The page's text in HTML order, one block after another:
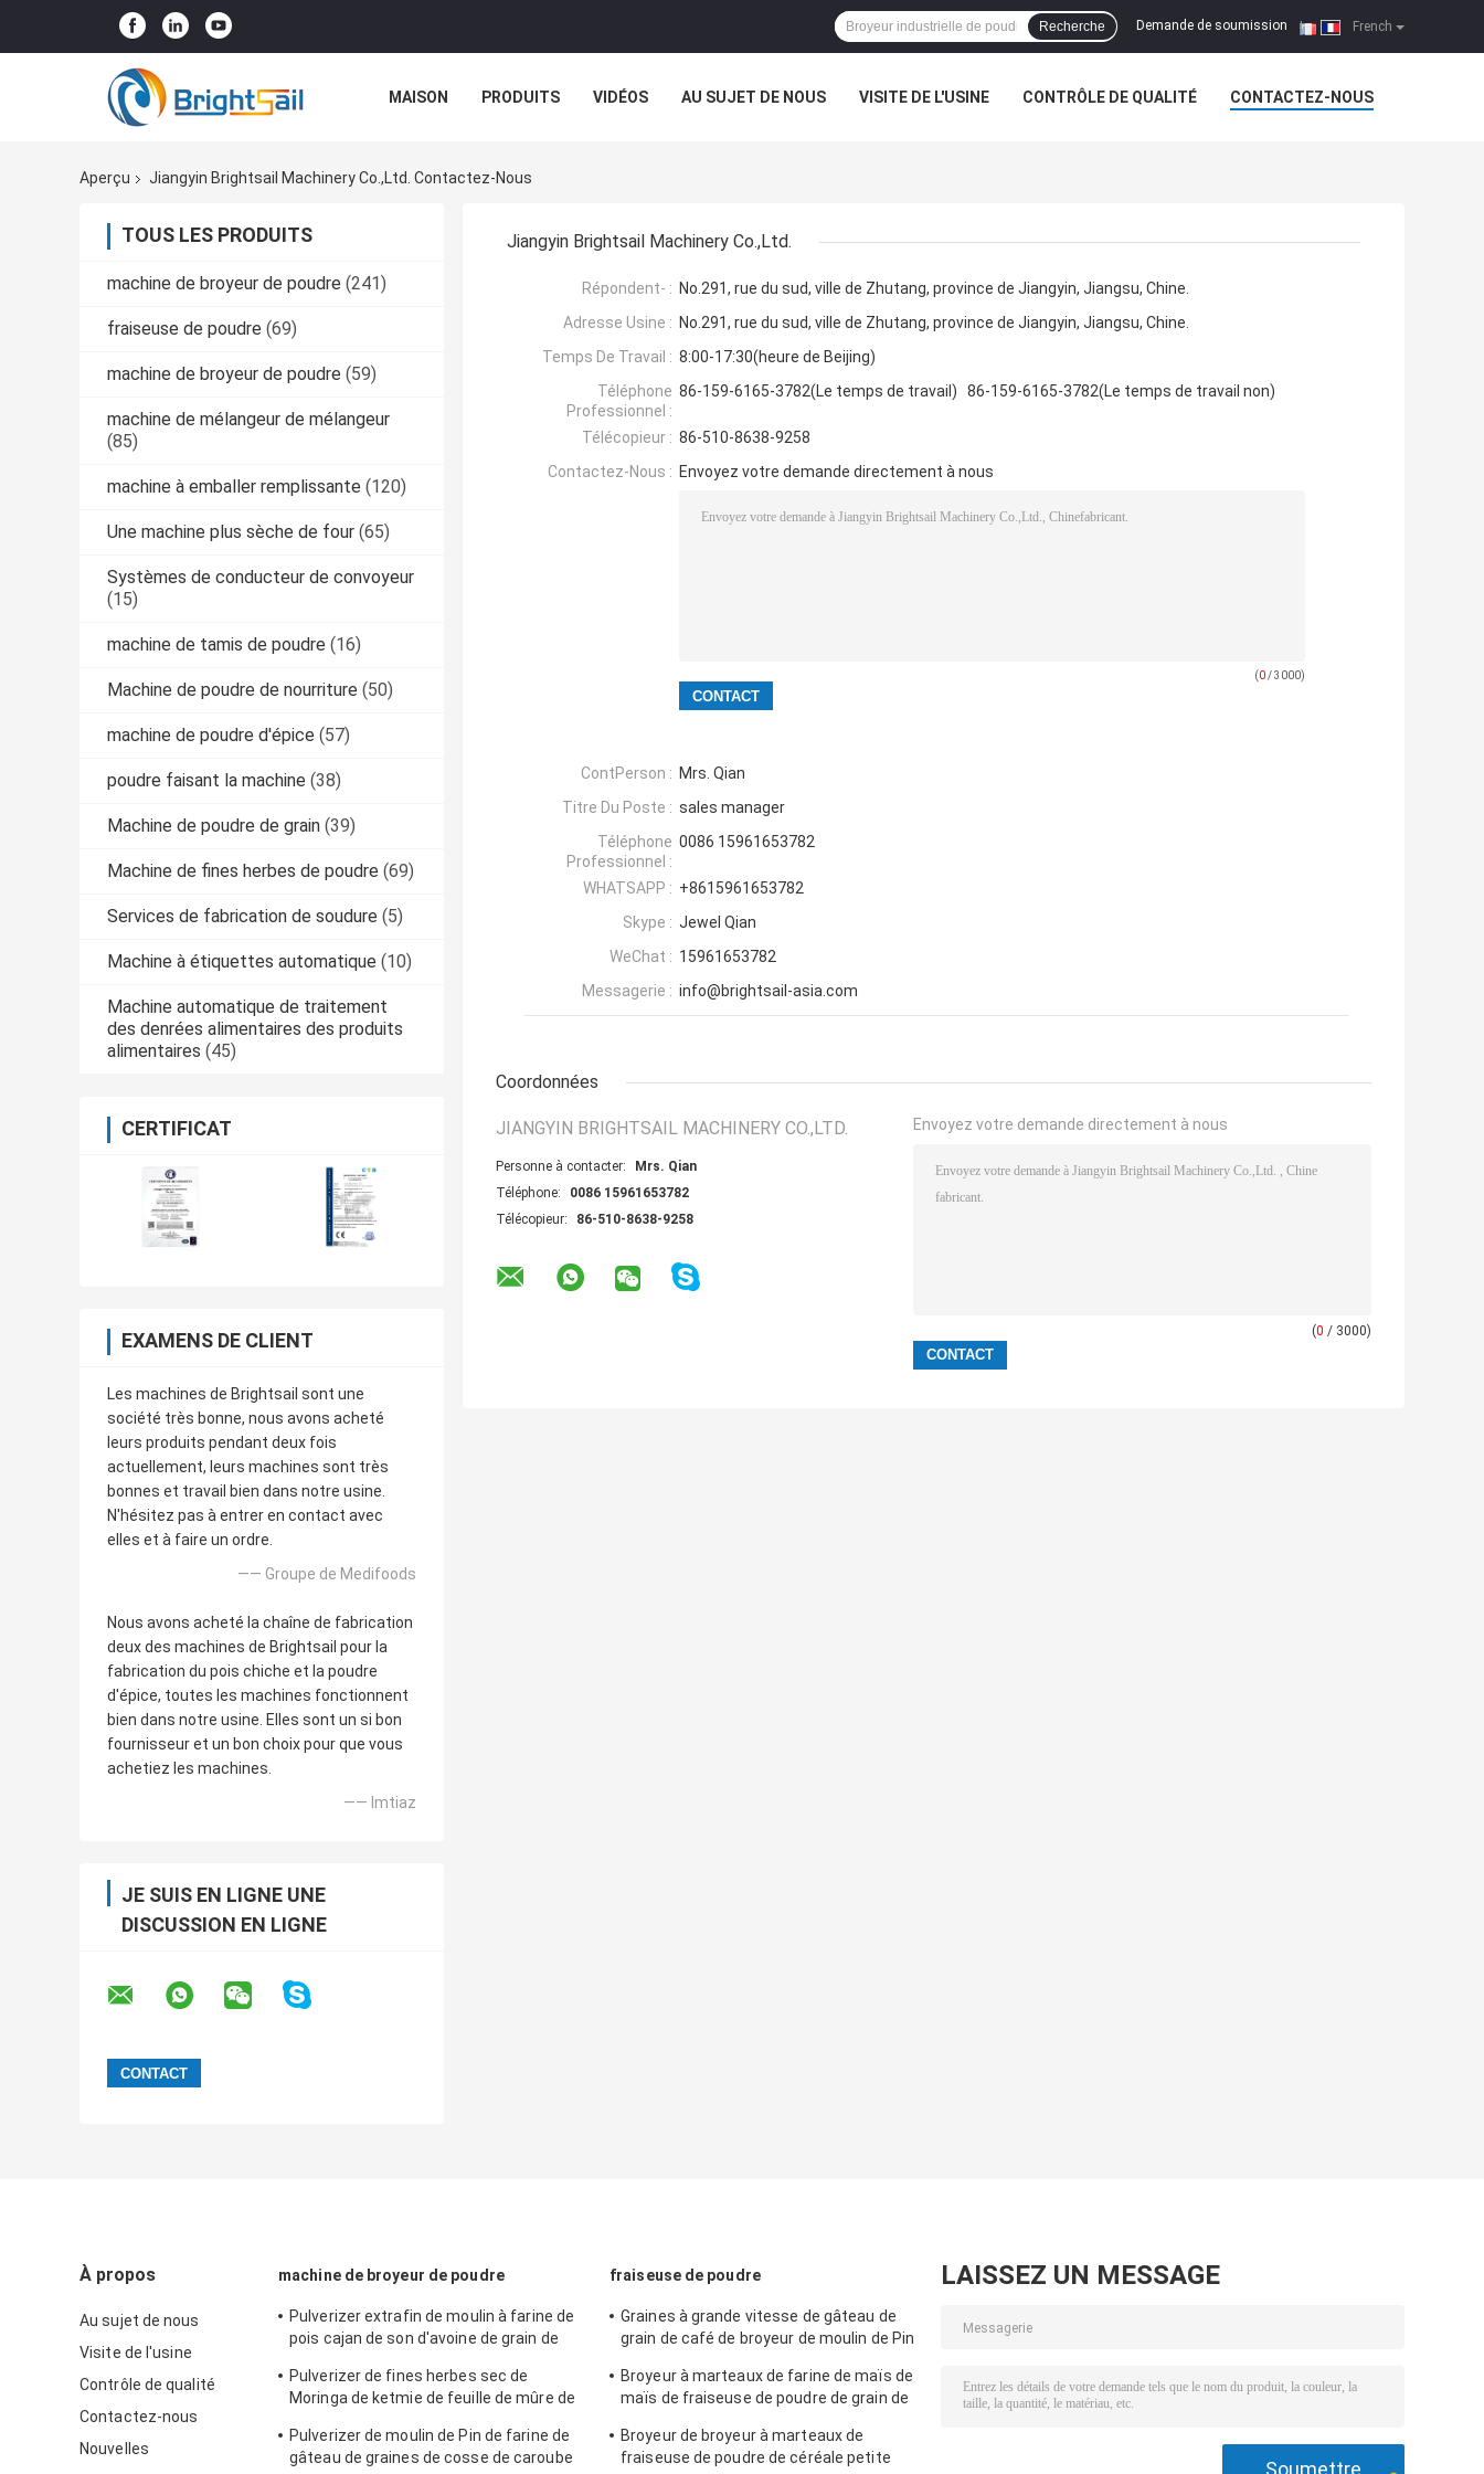
French
Demande de soumission |
Recherche
MAISON PRODUITS VIDÉOS AU SUJET DE NOUS VISITE DE L'USINE CONTRÔLE DE QUALITÉ CONTACTEZ-NOUS
Aperçu
Jiangyin Brightsail Machinery Co.,Ltd. Contactez-Nous
TOUS LES PRODUITS
machine de broyeur de poudre (241)
fraiseuse de poudre (69)
machine de broyeur de poudre (59)
machine de mélangeur de mélangeur
(85)
machine à emballer remplissante (120)
Une machine plus sèche de four (65)
Systèmes de conducteur de convoyeur
(15)
machine de tamis de poudre (16)
Machine de poudre de nourriture (50)
machine de poudre d'épice (57)
poudre faisant la machine (38)
Machine de poudre de grain (39)
Machine de fines herbes de poudre (69)
Services de fabrication de soudure (5)
Machine à étiquettes automatique (10)
Machine automatique de traitement
des denrées alimentaires des produits
alimentaires (45)
CERTIFICAT
EXAMENS DE CLIENT
Les machines de Brightsail sont une
société très bonne, nous avons acheté
leurs produits pendant deux fois
actuellement, leurs machines sont très
bonnes et travail bien dans notre usine.
N'hésitez pas à entrer en contact avec
elles et à faire un ordre.
—— Groupe de Medifoods
Nous avons acheté la chaîne de fabrication
deux des machines de Brightsail pour la
fabrication du pois chiche et la poudre
d'épice, toutes les machines fonctionnent
bien dans notre usine. Elles sont un si bon
fournisseur et un bon choix pour que vous
achetiez les machines.
—— Imtiaz
JE SUIS EN LIGNE UNE
DISCUSSION EN LIGNE
Jiangyin Brightsail Machinery Co.,Ltd.
Répondent- : No.291, rue du sud, ville de Zhutang, province de Jiangyin, Jiangsu, Chine.
Adresse Usine : No.291, rue du sud, ville de Zhutang, province de Jiangyin, Jiangsu, Chine.
Temps De Travail : 8:00-17:30(heure de Beijing)
Téléphone
Professionnel :
86-159-6165-3782(Le temps de travail) 86-159-6165-3782(Le temps de travail non)
Télécopieur : 86-510-8638-9258
Contactez-Nous : Envoyez votre demande directement à nous
(0/ 3000)
ContPerson : Mrs. Qian
Titre Du Poste : sales manager
Téléphone
Professionnel :
0086 15961653782
WHATSAPP : +8615961653782
Skype : Jewel Qian
WeChat : 15961653782
Messagerie : info@brightsail-asia.com
Coordonnées
JIANGYIN BRIGHTSAIL MACHINERY CO.,LTD.
Personne à contacter:
Mrs. Qian
Téléphone:
0086 15961653782
Télécopieur:
86-510-8638-9258
Envoyez votre demande directement à nous
(0 / 3000)
À propos
Au sujet de nous
Visite de l'usine
Contrôle de qualité
Contactez-nous
Nouvelles
machine de broyeur de poudre
Pulverizer extrafin de moulin à farine de
pois cajan de son d'avoine de grain de
Pulverizer de fines herbes sec de
Moringa de ketmie de feuille de mûre de
Pulverizer de moulin de Pin de farine de
gâteau de graines de cosse de caroube
fraiseuse de poudre
Graines à grande vitesse de gâteau de
grain de café de broyeur de moulin de Pin
Broyeur à marteaux de farine de maïs de
maïs de fraiseuse de poudre de grain de
Broyeur de broyeur à marteaux de
fraiseuse de poudre de céréale petite
LAISSEZ UN MESSAGE